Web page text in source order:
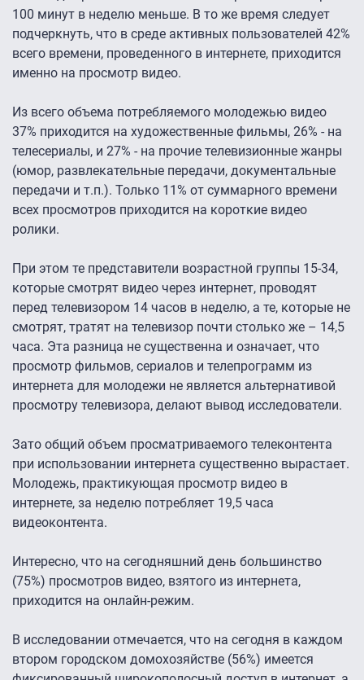
100 минут в неделю меньше. В то же время следует
подчеркнуть, что в среде активных пользователей 42%
всего времени, проведенного в интернете, приходится
именно на просмотр видео.
Из всего объема потребляемого молодежью видео
37% приходится на художественные фильмы, 26% - на
телесериалы, и 27% - на прочие телевизионные жанры
(юмор, развлекательные передачи, документальные
передачи и т.п.). Только 11% от суммарного времени
всех просмотров приходится на короткие видео
ролики.
При этом те представители возрастной группы 15-34,
которые смотрят видео через интернет, проводят
перед телевизором 14 часов в неделю, а те, которые не
смотрят, тратят на телевизор почти столько же – 14,5
часа. Эта разница не существенна и означает, что
просмотр фильмов, сериалов и телепрограмм из
интернета для молодежи не является альтернативой
просмотру телевизора, делают вывод исследователи.
Зато общий объем просматриваемого телеконтента
при использовании интернета существенно вырастает.
Молодежь, практикующая просмотр видео в
интернете, за неделю потребляет 19,5 часа
видеоконтента.
Интересно, что на сегодняшний день большинство
(75%) просмотров видео, взятого из интернета,
приходится на онлайн-режим.
В исследовании отмечается, что на сегодня в каждом
втором городском домохозяйстве (56%) имеется